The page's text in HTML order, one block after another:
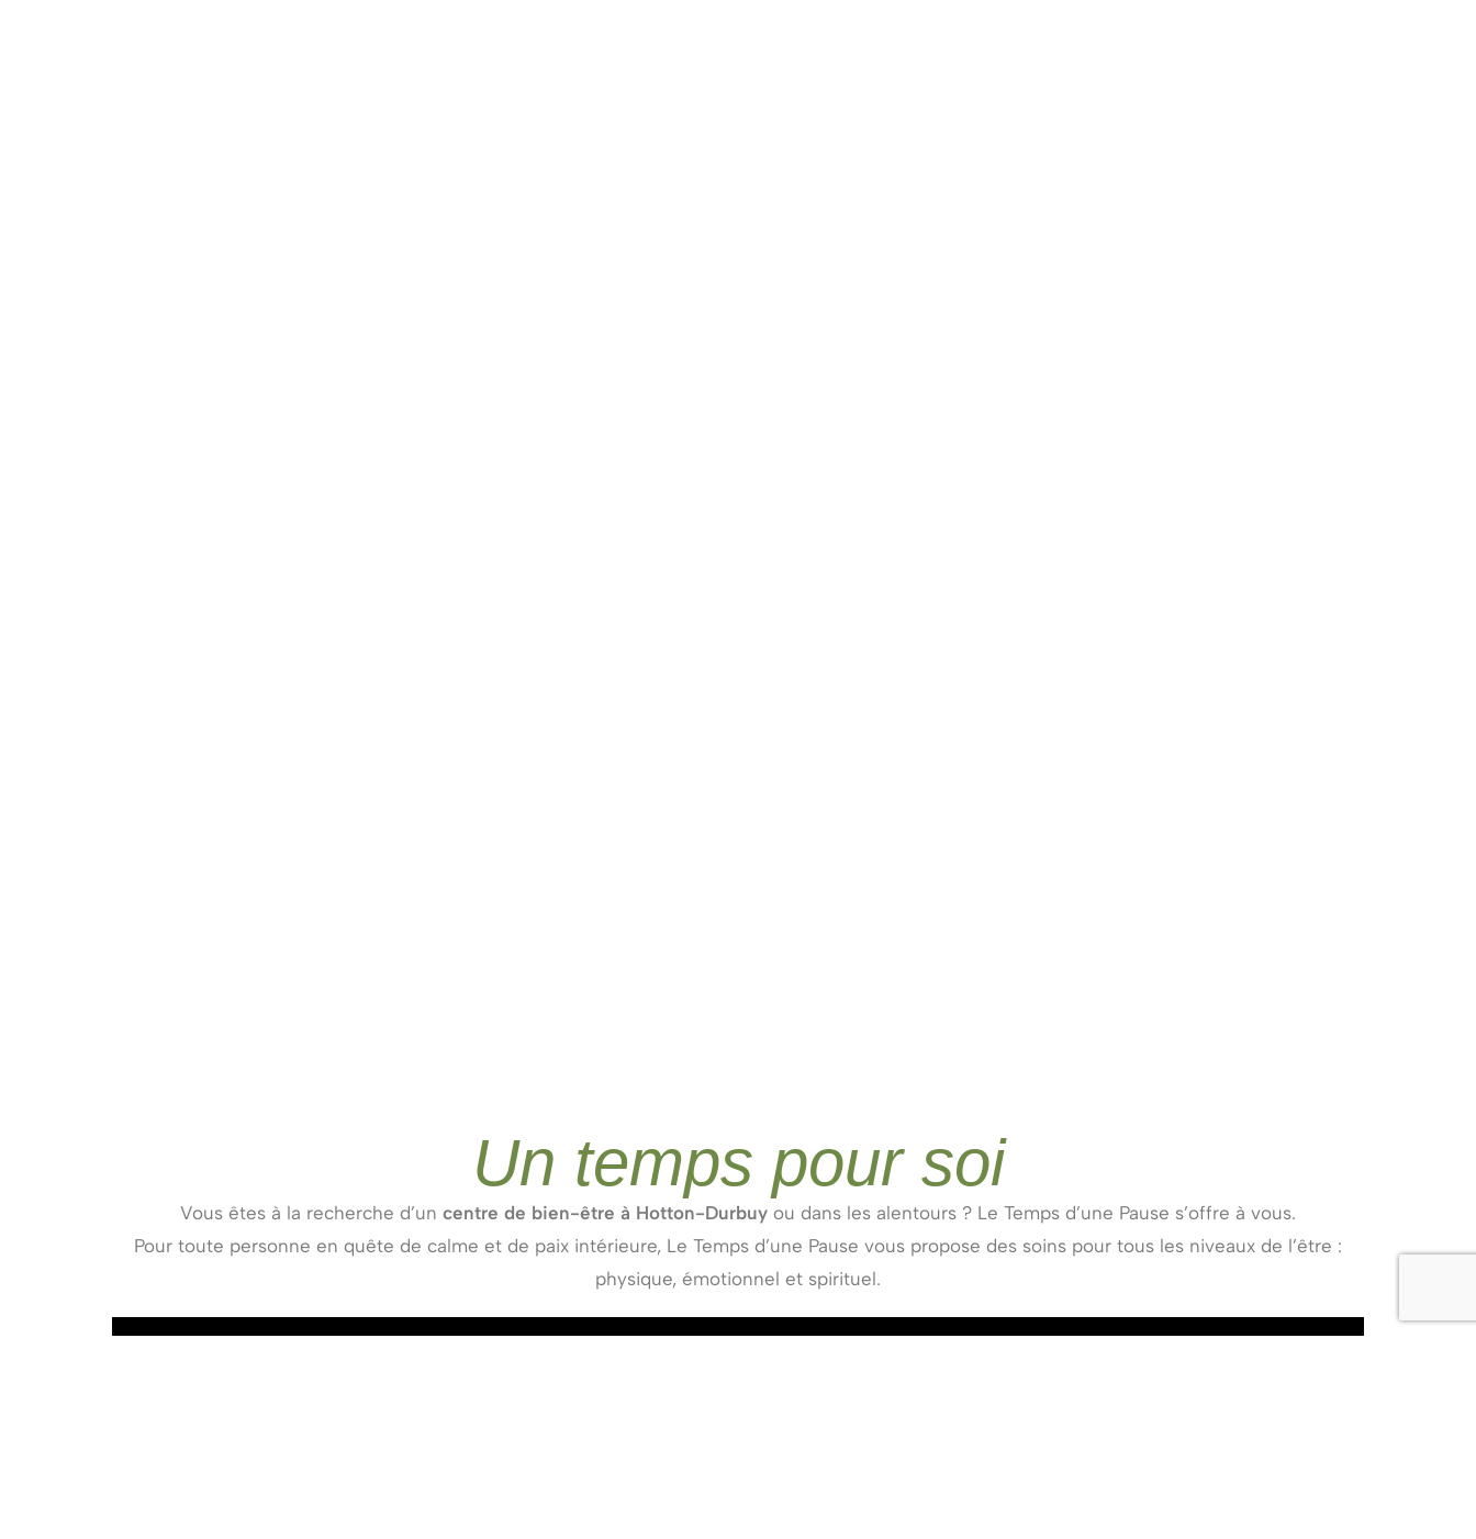
Un temps pour soi
Vous êtes à la recherche d’un centre de bien-être à Hotton-Durbuy ou dans les alentours ? Le Temps d’une Pause s’offre à vous.
Pour toute personne en quête de calme et de paix intérieure, Le Temps d’une Pause vous propose des soins pour tous les niveaux de l’être :
physique, émotionnel et spirituel.